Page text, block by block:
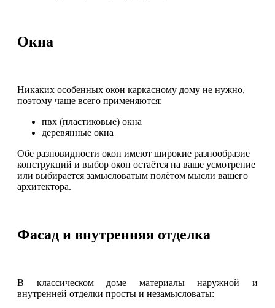
Окна
Никаких особенных окон каркасному дому не нужно,
поэтому чаще всего применяются:
пвх (пластиковые) окна
деревянные окна
Обе разновидности окон имеют широкие разнообразие
конструкций и выбор окон остаётся на ваше усмотрение
или выбирается замысловатым полётом мысли вашего
архитектора.
Фасад и внутренняя отделка
В классическом доме материалы наружной и
внутренней отделки просты и незамысловаты: